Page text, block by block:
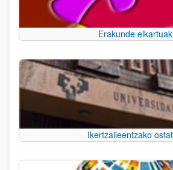
Erakunde elkartuak
Ikertzaileentzako